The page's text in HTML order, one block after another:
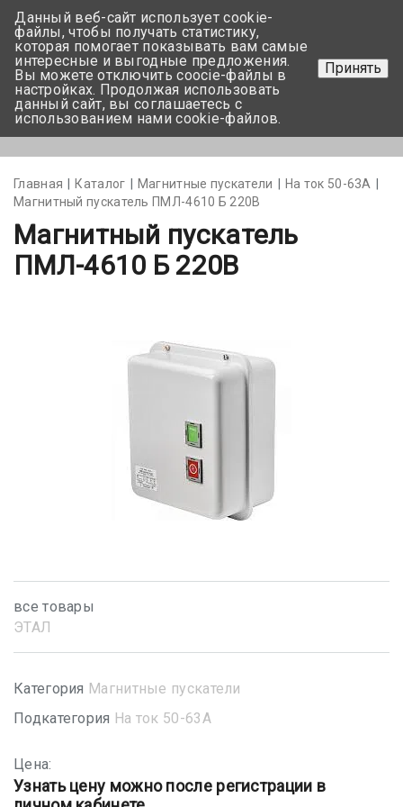
+375 17-350-99-56
+375 44-752-82-08
Задать вопрос
Главная Каталог Магнитные пускатели
На ток 50-63А
Магнитный пускатель ПМЛ-4610 Б 220В
Магнитный пускатель
ПМЛ-4610 Б 220В
все товары
ЭТАЛ
Категория Магнитные пускатели
Подкатегория На ток 50-63А
Цена:
Узнать цену можно после регистрации в
Данный веб-сайт использует cookie-
файлы, чтобы получать статистику,
которая помогает показывать вам самые
интересные и выгодные предложения.
Вы можете отключить coocie-файлы в
настройках. Продолжая использовать
данный сайт, вы соглашаетесь с
использованием нами cookie-файлов.
Принять